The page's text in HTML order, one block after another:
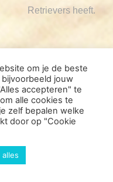
Retrievers heeft.
om je de beste
jouw
accepteren" te
alle cookies te
zelf bepalen welke
door op "Cookie